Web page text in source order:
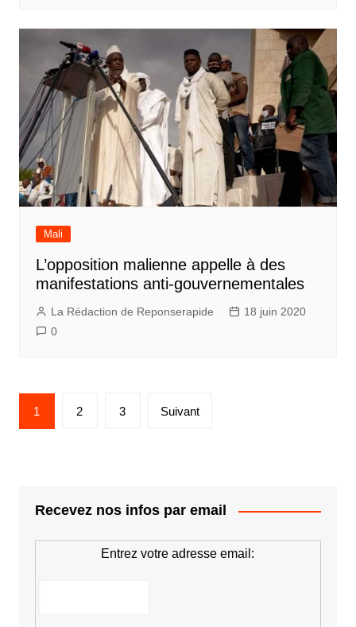
Mali
L’opposition malienne appelle à des
manifestations anti-gouvernementales
La Rédaction de Reponserapide
18 juin 2020
0
Pagination
des
1 2 3 Suivant
Recevez nos infos par email
Entrez votre adresse email: